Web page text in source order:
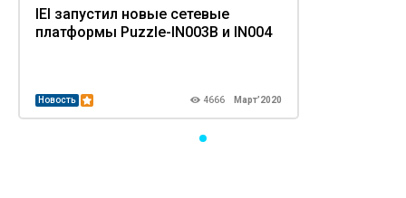
IEI запустил новые сетевые
платформы Puzzle-IN003B и IN004
Новость 4666 Март’2020